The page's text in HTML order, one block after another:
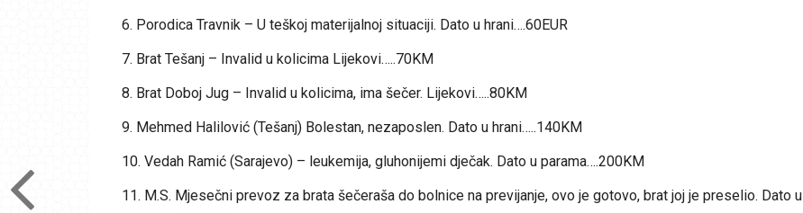
6. Porodica Travnik – U teškoj materijalnoj situaciji. Dato u hrani….60EUR
7. Brat Tešanj – Invalid u kolicima Lijekovi…..70KM
8. Brat Doboj Jug – Invalid u kolicima, ima šečer. Lijekovi…..80KM
9. Mehmed Halilović (Tešanj) Bolestan, nezaposlen. Dato u hrani…..140KM
10. Vedah Ramić (Sarajevo) – leukemija, gluhonijemi dječak. Dato u parama….200KM
11. M.S. Mjesečni prevoz za brata šečeraša do bolnice na previjanje, ovo je gotovo, brat joj je preselio. Dato u